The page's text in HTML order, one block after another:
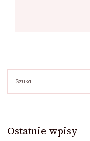
Ostatnie wpisy